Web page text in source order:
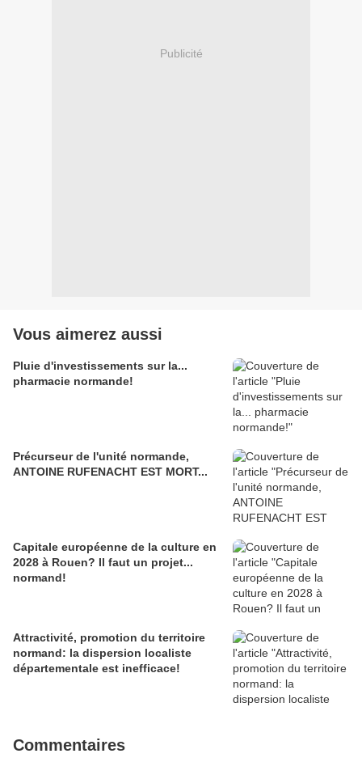
Publicité
Vous aimerez aussi
Pluie d'investissements sur la...
pharmacie normande!
Précurseur de l'unité normande,
ANTOINE RUFENACHT EST MORT...
Capitale européenne de la culture en
2028 à Rouen? Il faut un projet...
normand!
Attractivité, promotion du territoire
normand: la dispersion localiste
départementale est inefficace!
Commentaires